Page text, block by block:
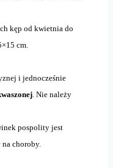
kęp od kwietnia do
cm.
i jednocześnie
. Nie należy
pospolity jest
choroby.